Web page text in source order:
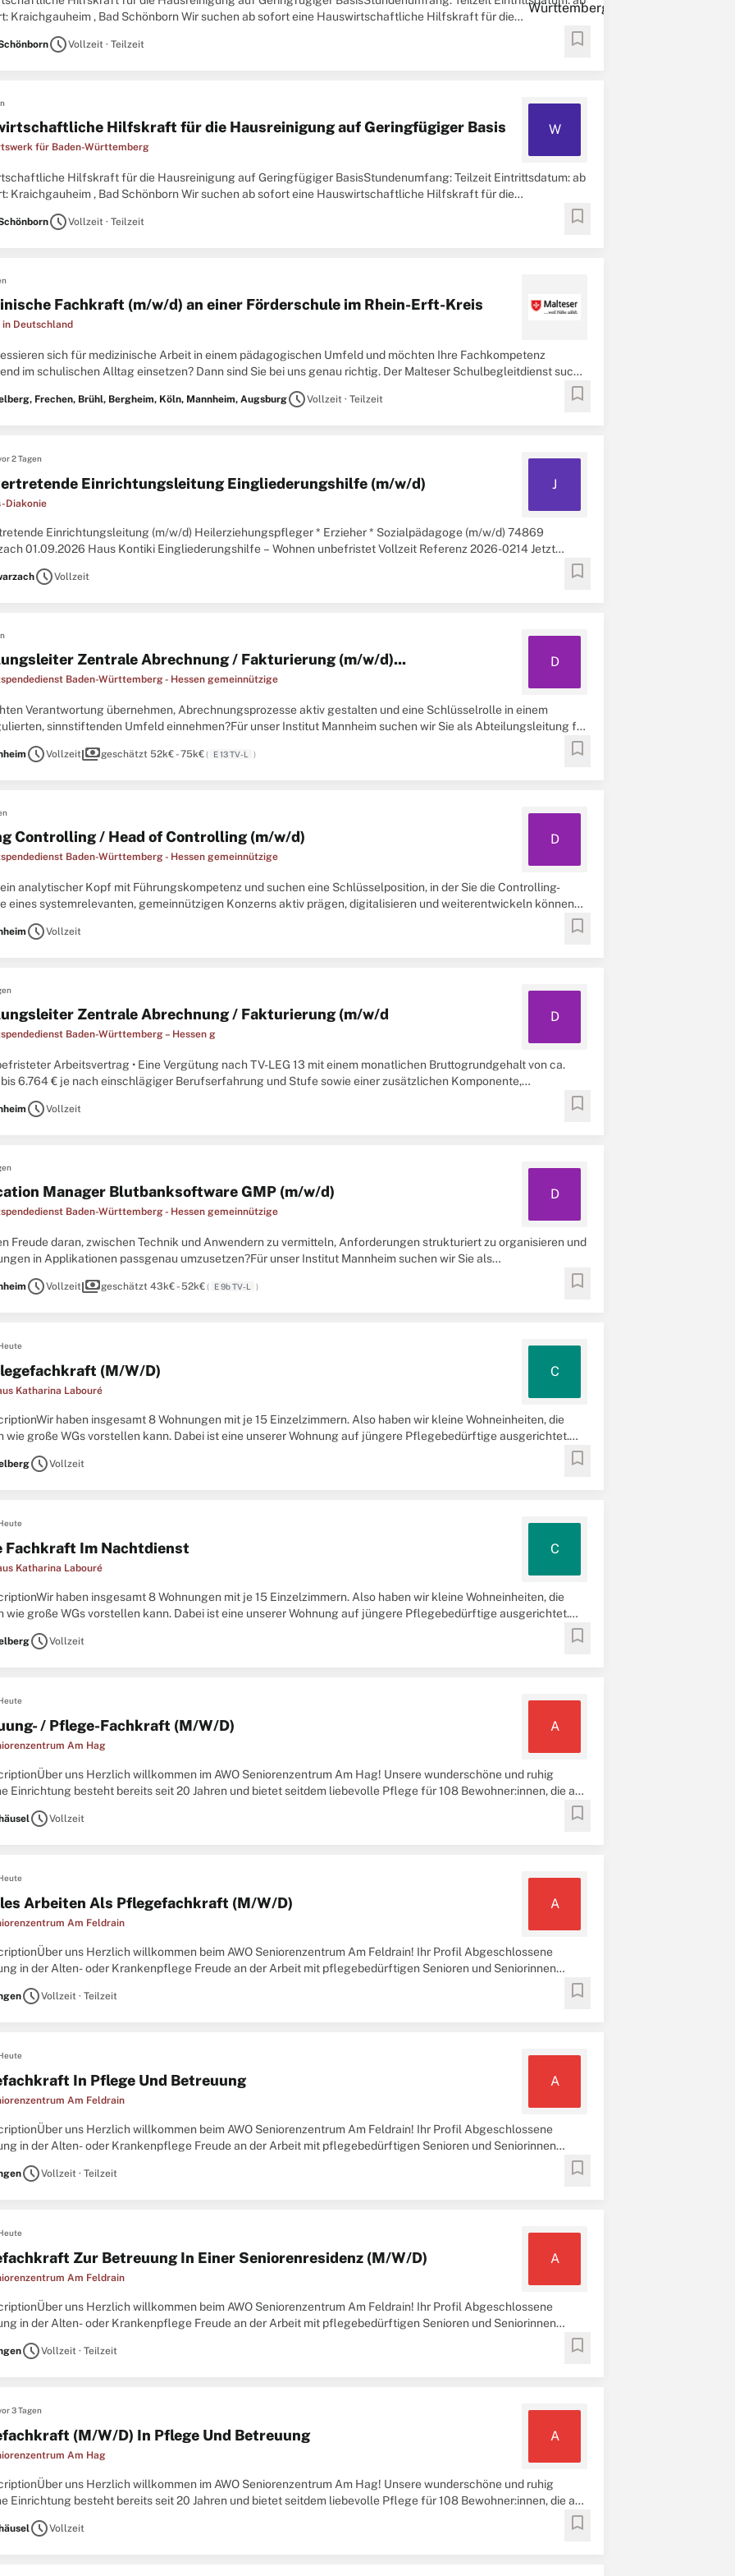
Kraichgauheim , Bad Schönborn Wir suchen ab sofort eine Hauswirtschaftliche Hilfskraft für die
scheduleVollzeit · Teilzeit bookmark
Hilfskraft für die Hausreinigung auf Geringfügiger Basis
für Baden-Württemberg
W
Hilfskraft für die Hausreinigung auf Geringfügiger BasisStundenumfang: Teilzeit Eintrittsdatum: ab
Kraichgauheim , Bad Schönborn Wir suchen ab sofort eine Hauswirtschaftliche Hilfskraft für die
scheduleVollzeit · Teilzeit bookmark
Fachkraft (m/w/d) an einer Förderschule im Rhein-Erft-Kreis
Deutschland
sich für medizinische Arbeit in einem pädagogischen Umfeld und möchten Ihre Fachkompetenz
im schulischen Alltag einsetzen? Dann sind Sie bei uns genau richtig. Der Malteser Schulbegleitdienst sucht
Frechen, Brühl, Bergheim, Köln, Mannheim, AugsburgscheduleVollzeit · Teilzeit bookmark
2 Tagen
Einrichtungsleitung Eingliederungshilfe (m/w/d)
Diakonie
J
Einrichtungsleitung (m/w/d) Heilerziehungspfleger * Erzieher * Sozialpädagoge (m/w/d) 74869
01.09.2026 Haus Kontiki Eingliederungshilfe – Wohnen unbefristet Vollzeit Referenz 2026-0214 Jetzt
scheduleVollzeit bookmark
Zentrale Abrechnung / Fakturierung (m/w/d)...
Baden-Württemberg - Hessen gemeinnützige
D
Verantwortung übernehmen, Abrechnungsprozesse aktiv gestalten und eine Schlüsselrolle in einem
sinnstiftenden Umfeld einnehmen?Für unser Institut Mannheim suchen wir Sie als Abteilungsleitung für
scheduleVollzeitpaymentsgeschätzt 52k€ - 75k€( E 13 TV-L ) bookmark
Controlling / Head of Controlling (m/w/d)
Baden-Württemberg - Hessen gemeinnützige
D
ein analytischer Kopf mit Führungskompetenz und suchen eine Schlüsselposition, in der Sie die Controlling-
eines systemrelevanten, gemeinnützigen Konzerns aktiv prägen, digitalisieren und weiterentwickeln können?
scheduleVollzeit bookmark
Zentrale Abrechnung / Fakturierung (m/w/d
Baden-Württemberg – Hessen g
D
Arbeitsvertrag • Eine Vergütung nach TV-LEG 13 mit einem monatlichen Bruttogrundgehalt von ca.
6.764 € je nach einschlägiger Berufserfahrung und Stufe sowie einer zusätzlichen Komponente,
scheduleVollzeit bookmark
Manager Blutbanksoftware GMP (m/w/d)
Baden-Württemberg - Hessen gemeinnützige
D
Freude daran, zwischen Technik und Anwendern zu vermitteln, Anforderungen strukturiert zu organisieren und
in Applikationen passgenau umzusetzen?Für unser Institut Mannheim suchen wir Sie als
scheduleVollzeitpaymentsgeschätzt 43k€ - 52k€( E 9b TV-L ) bookmark
(M/W/D)
Katharina Labouré
C
haben insgesamt 8 Wohnungen mit je 15 Einzelzimmern. Also haben wir kleine Wohneinheiten, die
wie große WGs vorstellen kann. Dabei ist eine unserer Wohnung auf jüngere Pflegebedürftige ausgerichtet.
scheduleVollzeit bookmark
Fachkraft Im Nachtdienst
Katharina Labouré
C
haben insgesamt 8 Wohnungen mit je 15 Einzelzimmern. Also haben wir kleine Wohneinheiten, die
wie große WGs vorstellen kann. Dabei ist eine unserer Wohnung auf jüngere Pflegebedürftige ausgerichtet.
scheduleVollzeit bookmark
/ Pflege-Fachkraft (M/W/D)
Am Hag
A
uns Herzlich willkommen im AWO Seniorenzentrum Am Hag! Unsere wunderschöne und ruhig
Einrichtung besteht bereits seit 20 Jahren und bietet seitdem liebevolle Pflege für 108 Bewohner:innen, die auf
scheduleVollzeit bookmark
Arbeiten Als Pflegefachkraft (M/W/D)
Am Feldrain
A
uns Herzlich willkommen beim AWO Seniorenzentrum Am Feldrain! Ihr Profil Abgeschlossene
in der Alten- oder Krankenpflege Freude an der Arbeit mit pflegebedürftigen Senioren und Seniorinnen
scheduleVollzeit · Teilzeit bookmark
In Pflege Und Betreuung
Am Feldrain
A
uns Herzlich willkommen beim AWO Seniorenzentrum Am Feldrain! Ihr Profil Abgeschlossene
in der Alten- oder Krankenpflege Freude an der Arbeit mit pflegebedürftigen Senioren und Seniorinnen
scheduleVollzeit · Teilzeit bookmark
Zur Betreuung In Einer Seniorenresidenz (M/W/D)
Am Feldrain
A
uns Herzlich willkommen beim AWO Seniorenzentrum Am Feldrain! Ihr Profil Abgeschlossene
in der Alten- oder Krankenpflege Freude an der Arbeit mit pflegebedürftigen Senioren und Seniorinnen
scheduleVollzeit · Teilzeit bookmark
3 Tagen
(M/W/D) In Pflege Und Betreuung
Am Hag
A
uns Herzlich willkommen im AWO Seniorenzentrum Am Hag! Unsere wunderschöne und ruhig
Einrichtung besteht bereits seit 20 Jahren und bietet seitdem liebevolle Pflege für 108 Bewohner:innen, die auf
scheduleVollzeit bookmark